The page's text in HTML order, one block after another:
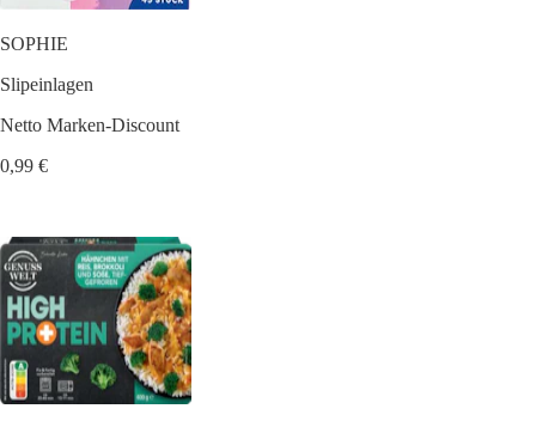
SOPHIE
Slipeinlagen
Netto Marken-Discount
0,99 €